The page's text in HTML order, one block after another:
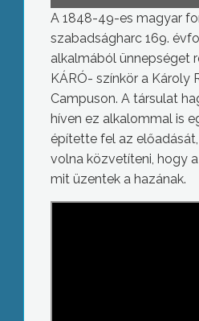
A 1848-49-es magyar
szabadságharc 169.
alkalmából ünnepséget
KÁRÓ- színkör a Károly
Campuson. A társulat
híven ez alkalommal is
építette fel az
volna közvetíteni, hogy
mit üzentek a hazának.